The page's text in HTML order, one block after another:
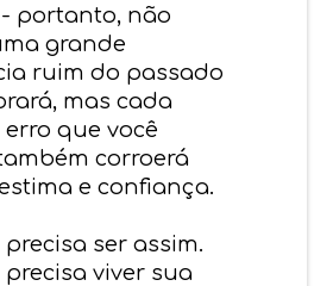
portanto, não
grande
ruim do passado
mas cada
que você
corroerá
e confiança.
ser assim.
precisa viver sua